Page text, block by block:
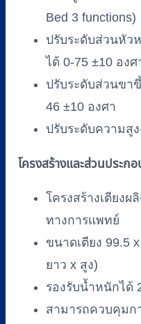
Bed 3 functions)
ปรับระดับส่วนหัว
ได้ 0-75 ±10 องศ
ปรับระดับส่วนขา
46 ±10 องศา
ปรับระดับความสู
โครงสร้างและส่วนประกอ
โครงสร้างเตียง
ทางการแพทย์
ขนาดเตียง 99.5
ยาว x สูง)
รองรับน้ำหนักได้
สามารถควบคุมก